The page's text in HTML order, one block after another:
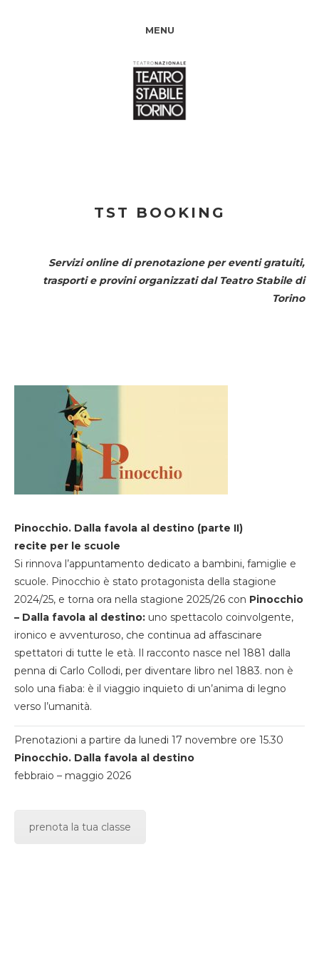
MENU
TST BOOKING
Servizi online di prenotazione per eventi gratuiti,
trasporti e provini organizzati dal Teatro Stabile di
Torino
Pinocchio. Dalla favola al destino (parte II)
recite per le scuole
Si rinnova l’appuntamento dedicato a bambini, famiglie e
scuole. Pinocchio è stato protagonista della stagione
2024/25, e torna ora nella stagione 2025/26 con Pinocchio
– Dalla favola al destino: uno spettacolo coinvolgente,
ironico e avventuroso, che continua ad affascinare
spettatori di tutte le età. Il racconto nasce nel 1881 dalla
penna di Carlo Collodi, per diventare libro nel 1883. non è
solo una fiaba: è il viaggio inquieto di un’anima di legno
verso l’umanità.
Prenotazioni a partire da lunedi 17 novembre ore 15.30
Pinocchio. Dalla favola al destino
febbraio – maggio 2026
prenota la tua classe